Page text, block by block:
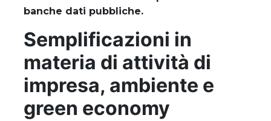
banche dati pubbliche.
Semplificazioni in
materia di attività di
impresa, ambiente e
green economy